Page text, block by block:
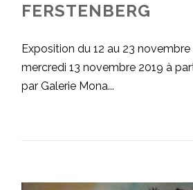
FERSTENBERG
Exposition du 12 au 23 novembre
mercredi 13 novembre 2019 à
par Galerie Mona...